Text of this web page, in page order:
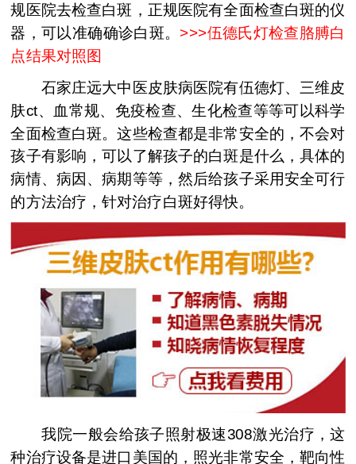
规医院去检查白斑，正规医院有全面检查白斑的仪
器，可以准确确诊白斑。 >>>伍德氏灯检查胳膊白
点结果对照图
石家庄远大中医皮肤病医院有伍德灯、三维皮
肤ct、血常规、免疫检查、生化检查等等可以科学
全面检查白斑。这些检查都是非常安全的，不会对
孩子有影响，可以了解孩子的白斑是什么，具体的
病情、病因、病期等等，然后给孩子采用安全可行
的方法治疗，针对治疗白斑好得快。
我院一般会给孩子照射极速308激光治疗，这
种治疗设备是进口美国的，照光非常安全，靶向性